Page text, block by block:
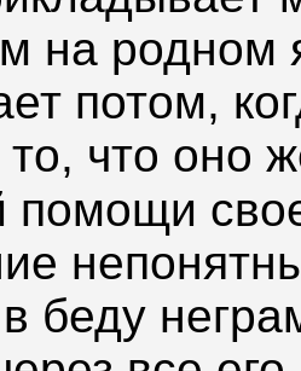
на родном
потом,
что оно
помощи
беду